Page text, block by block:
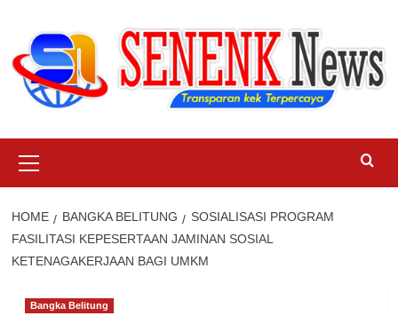
content
Menu
HOME BANGKA BELITUNG
SOSIALISASI PROGRAM
FASILITASI KEPESERTAAN JAMINAN SOSIAL
KETENAGAKERJAAN BAGI UMKM
Bangka Belitung